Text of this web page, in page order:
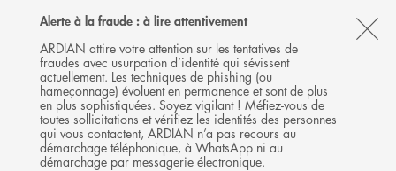
Alerte à la fraude : à lire attentivement
ARDIAN attire votre attention sur les tentatives de
fraudes avec usurpation d’identité qui sévissent
actuellement. Les techniques de phishing (ou
hameçonnage) évoluent en permanence et sont de plus
en plus sophistiquées. Soyez vigilant ! Méfiez-vous de
toutes sollicitations et vérifiez les identités des personnes
qui vous contactent, ARDIAN n’a pas recours au
démarchage téléphonique, à WhatsApp ni au
démarchage par messagerie électronique.
Follow
Ardian
on
X
Follow
Ardian
on
LinkedIn
Follow
Ardian
on
YouTube
Ardian
on
Jobs
on
LinkedIn
MENU
L'ÉQUIPE
INFRASTRUCTURE